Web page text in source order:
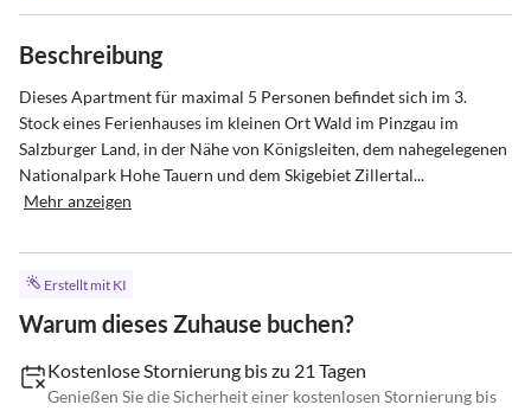
Beschreibung
Dieses Apartment für maximal 5 Personen befindet sich im 3.
Stock eines Ferienhauses im kleinen Ort Wald im Pinzgau im
Salzburger Land, in der Nähe von Königsleiten, dem nahegelegenen
Nationalpark Hohe Tauern und dem Skigebiet Zillertal...
Mehr anzeigen
Erstellt mit KI
Warum dieses Zuhause buchen?
Kostenlose Stornierung bis zu 21 Tagen
Genießen Sie die Sicherheit einer kostenlosen Stornierung bis